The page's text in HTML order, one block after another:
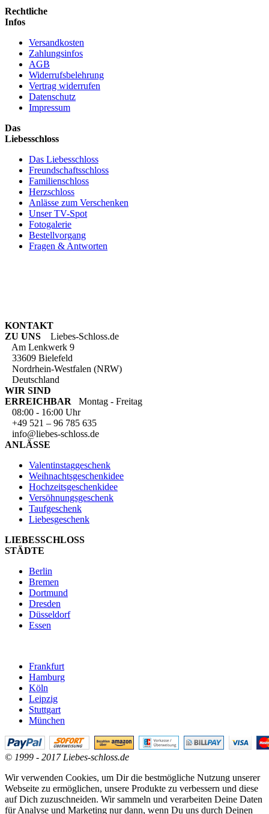
Rechtliche
Infos
Versandkosten
Zahlungsinfos
AGB
Widerrufsbelehrung
Vertrag widerrufen
Datenschutz
Impressum
Das
Liebesschloss
Das Liebesschloss
Freundschaftsschloss
Familienschloss
Herzschloss
Anlässe zum Verschenken
Unser TV-Spot
Fotogalerie
Bestellvorgang
Fragen & Antworten
KONTAKT
ZU UNS
Liebes-Schloss.de
Am Lenkwerk 9
33609 Bielefeld
Nordrhein-Westfalen (NRW)
Deutschland
WIR SIND
ERREICHBAR
Montag - Freitag
08:00 - 16:00 Uhr
+49 521 – 96 785 635
info@liebes-schloss.de
ANLÄSSE
Valentinstaggeschenk
Weihnachtsgeschenkidee
Hochzeitsgeschenkidee
Versöhnungsgeschenk
Taufgeschenk
Liebesgeschenk
LIEBESSCHLOSS
STÄDTE
Berlin
Bremen
Dortmund
Dresden
Düsseldorf
Essen
Frankfurt
Hamburg
Köln
Leipzig
Stuttgart
München
© 1999 - 2017 Liebes-schloss.de
Wir verwenden Cookies, um Dir die bestmögliche Nutzung unserer
Webseite zu ermöglichen, unsere Produkte zu verbessern und diese
auf Dich zuzuschneiden. Wir sammeln und verarbeiten Deine Daten
für Analyse und Marketing nur dann, wenn Du uns durch Deinen